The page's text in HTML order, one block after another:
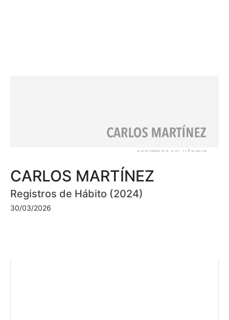
CARLOS MARTÍNEZ
Registros de Hábito (2024)
30/03/2026